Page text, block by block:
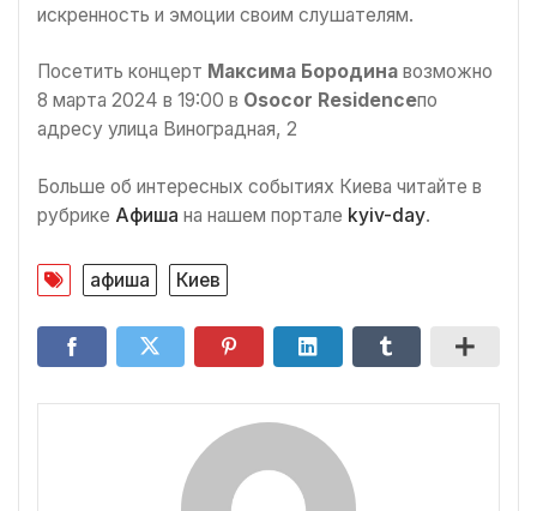
искренность и эмоции своим слушателям.
Посетить концерт Максима Бородина возможно
8 марта 2024 в 19:00 в Osocor Residenceпо
адресу улица Виноградная, 2
Больше об интересных событиях Киева читайте в
рубрике Афиша на нашем портале kyiv-day.
афиша Киев